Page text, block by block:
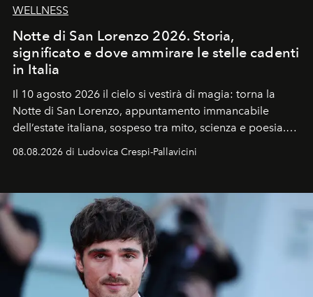
WELLNESS
Notte di San Lorenzo 2026. Storia,
significato e dove ammirare le stelle cadenti
in Italia
Il 10 agosto 2026 il cielo si vestirà di magia: torna la
Notte di San Lorenzo, appuntamento immancabile
dell’estate italiana, sospeso tra mito, scienza e poesia.
Sarà il momento in cui gli occhi si alzano verso la volta
celeste per seguire il passaggio delle
all’universo i desideri più segreti
08.08.2026 di Ludovica Crespi-Pallavicini